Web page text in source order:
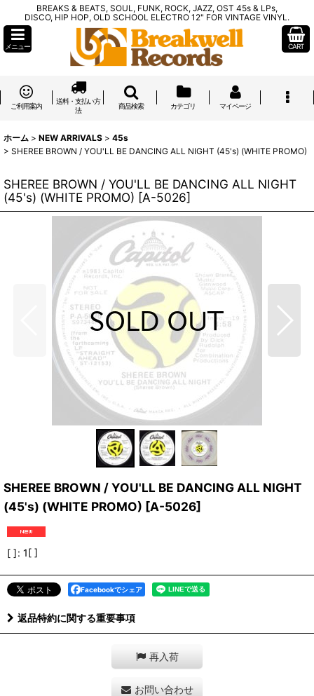
BREAKS & BEATS, SOUL, FUNK, ROCK, JAZZ, OST 45s & LPs,
DISCO, HIP HOP, OLD SCHOOL ELECTRO 12" FOR VINTAGE VINYL.
メニュー CART
ご利用案内
送料・支払い方
法
商品検索 カテゴリ マイページ
ホーム > NEW ARRIVALS > 45s
> SHEREE BROWN / YOU'LL BE DANCING ALL NIGHT (45's) (WHITE PROMO)
SHEREE BROWN / YOU'LL BE DANCING ALL NIGHT
(45's) (WHITE PROMO) [A-5026]
SHEREE BROWN / YOU'LL BE DANCING ALL NIGHT
(45's) (WHITE PROMO) [A-5026]
[ ]: 1[ ]
Facebookでシェア
返品特約に関する重要事項
再入荷
お問い合わせ